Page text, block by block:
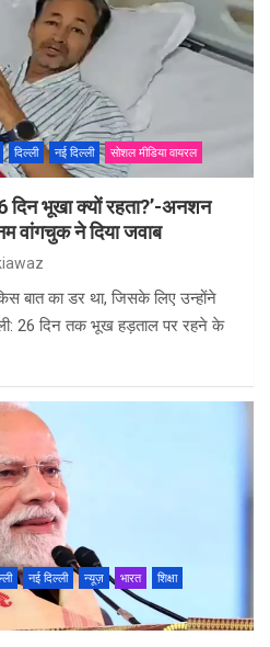
दिल्ली नई दिल्ली सोशल मीडिया वायरल
दिन भूखा क्यों रहता?’-अनशन
वांगचुक ने दिया जवाब
बात का डर था, जिसके लिए उन्होंने
26 दिन तक भूख हड़ताल पर रहने के
नई दिल्ली न्यूज़ भारत
शिक्षा